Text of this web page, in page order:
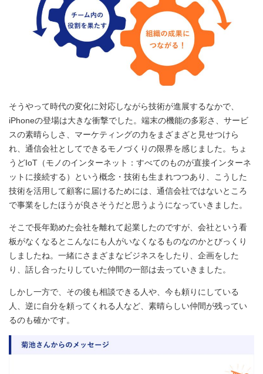
そうやって時代の変化に対応しながら技術が進展するなかで、
iPhoneの登場は大きな衝撃でした。端末の機能の多彩さ、サービ
スの素晴らしさ、マーケティングの力をまざまざと見せつけら
れ、通信会社としてできるモノづくりの限界を感じました。ちょ
うどIoT（モノのインターネット：すべてのものが直接インターネ
ットに接続する）という概念・技術も生まれつつあり、こうした
技術を活用して顧客に届けるためには、通信会社ではないところ
で事業をしたほうが良さそうだと思うようになっていきました。
そこで長年勤めた会社を離れて起業したのですが、会社という看
板がなくなるとこんなにも人がいなくなるものなのかとびっくり
しましたね。一緒にさまざまなビジネスをしたり、企画をした
り、話し合ったりしていた仲間の一部は去っていきました。
しかし一方で、その後も相談できる人や、今も頼りにしている
人、逆に自分を頼ってくれる人など、素晴らしい仲間が残ってい
るのも確かです。